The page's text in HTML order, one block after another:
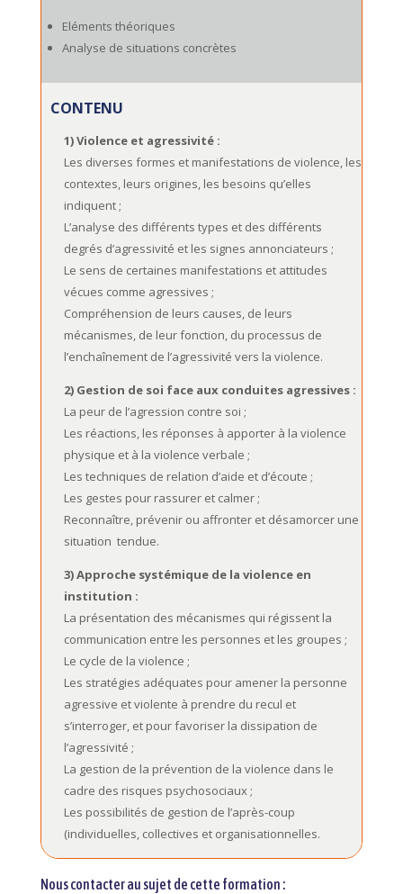
Eléments théoriques
Analyse de situations concrètes
CONTENU
1) Violence et agressivité :
Les diverses formes et manifestations de violence, les
contextes, leurs origines, les besoins qu’elles
indiquent ;
L’analyse des différents types et des différents
degrés d’agressivité et les signes annonciateurs ;
Le sens de certaines manifestations et attitudes
vécues comme agressives ;
Compréhension de leurs causes, de leurs
mécanismes, de leur fonction, du processus de
l’enchaînement de l’agressivité vers la violence.
2) Gestion de soi face aux conduites agressives :
La peur de l’agression contre soi ;
Les réactions, les réponses à apporter à la violence
physique et à la violence verbale ;
Les techniques de relation d’aide et d’écoute ;
Les gestes pour rassurer et calmer ;
Reconnaître, prévenir ou affronter et désamorcer une
situation tendue.
3) Approche systémique de la violence en
institution :
La présentation des mécanismes qui régissent la
communication entre les personnes et les groupes ;
Le cycle de la violence ;
Les stratégies adéquates pour amener la personne
agressive et violente à prendre du recul et
s’interroger, et pour favoriser la dissipation de
l’agressivité ;
La gestion de la prévention de la violence dans le
cadre des risques psychosociaux ;
Les possibilités de gestion de l’après-coup
(individuelles, collectives et organisationnelles.
Nous contacter au sujet de cette formation :